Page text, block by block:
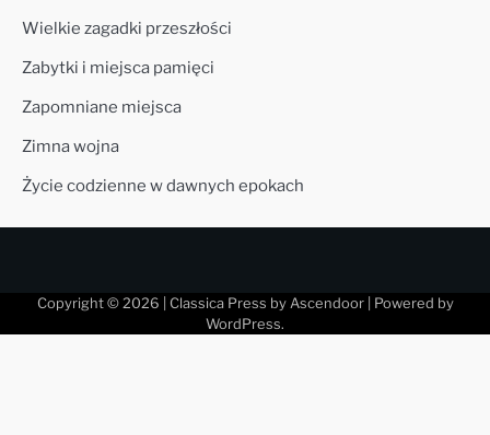
Wielkie zagadki przeszłości
Zabytki i miejsca pamięci
Zapomniane miejsca
Zimna wojna
Życie codzienne w dawnych epokach
Copyright © 2026 | Classica Press by Ascendoor| Powered by
WordPress.